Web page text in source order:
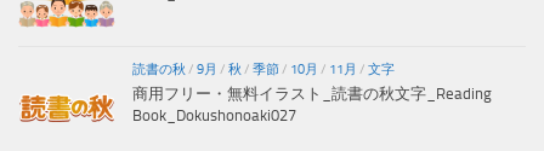
読書の秋 / 9月 / 秋 / 季節/ 10月 / 11月 / 文字
商用フリー・無料イラスト_読書の秋文字_Reading
Book_Dokushonoaki027